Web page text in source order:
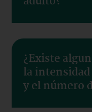
¿Existe
la
y el número